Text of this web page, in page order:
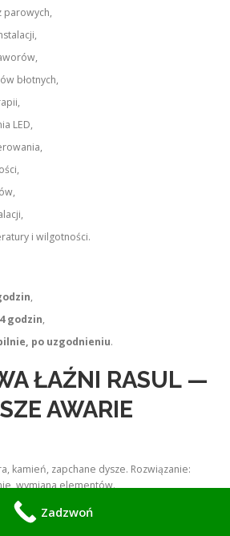
parowych,
błotnych,
LED,
i wilgotności.
,
godzin,
po uzgodnieniu.
ŁAŹNI RASUL —
AWARIE
kamień, zapchane dysze. Rozwiązanie:
wymiana elementów.
Zadzwoń